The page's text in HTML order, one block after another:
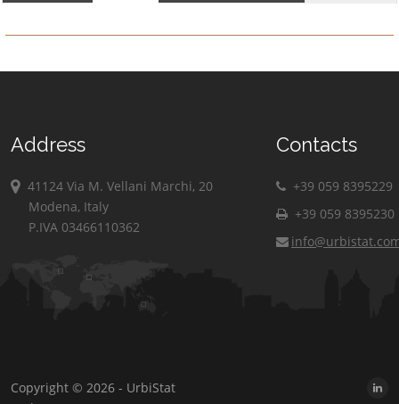
Address
41124 Via M. Vellani Marchi, 20
Modena, Italy
P.IVA 03466110362
Contacts
+39 059 8395229
+39 059 8395230
Copyright © 2026 - UrbiStat